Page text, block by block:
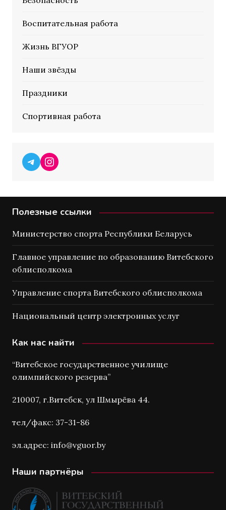
Воспитательная работа
Жизнь ВГУОР
Наши звёзды
Праздники
Спортивная работа
Telegram
Instagram
Полезные ссылки
Министерство спорта Республики Беларусь
Главное управление по образованию Витебского
облисполкома
Управление спорта Витебского облисполкома
Национальный центр электронных услуг
Как нас найти
“Витебское государственное училище
олимпийского резерва”
210007, г.Витебск, ул Шмырёва 44.
тел/факс: 37-31-86
эл.адрес: info@vguor.by
Наши партнёры